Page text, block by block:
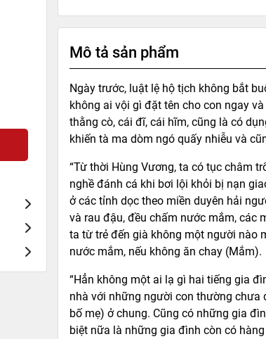
Mô tả sản phẩm
Ngày trước, luật lệ hộ tịch không bắt
không ai vội gì đặt tên cho con ngay
thằng cò, cái đĩ, cái hĩm, cũng là có
khiến tà ma dòm ngó quấy nhiễu và
“Từ thời Hùng Vương, ta có tục châm
nghề đánh cá khi bơi lội khỏi bị nạn
ở các tỉnh dọc theo miền duyên hải
và rau đậu, đều chấm nước mắm, các
ta từ trẻ đến già không một người nào
nước mắm, nếu không ăn chay (Mắm).
“Hẳn không một ai lạ gì hai tiếng gia
nhà với những người con thường chưa
bố mẹ) ở chung. Cũng có những gia
biệt nữa là những gia đình còn có